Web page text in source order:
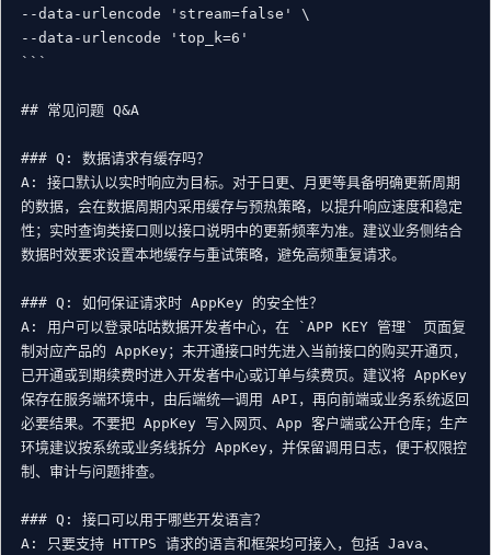
--data-urlencode 'stream=false' \
--data-urlencode 'top_k=6'
```
## 常见问题 Q&A
### Q: 数据请求有缓存吗？
A: 接口默认以实时响应为目标。对于日更、月更等具备明确更新周期
的数据，会在数据周期内采用缓存与预热策略，以提升响应速度和稳定
性；实时查询类接口则以接口说明中的更新频率为准。建议业务侧结合
数据时效要求设置本地缓存与重试策略，避免高频重复请求。
### Q: 如何保证请求时 AppKey 的安全性？
A: 用户可以登录咕咕数据开发者中心，在 `APP KEY 管理` 页面复
制对应产品的 AppKey；未开通接口时先进入当前接口的购买开通页，
已开通或到期续费时进入开发者中心或订单与续费页。建议将 AppKey
保存在服务端环境中，由后端统一调用 API，再向前端或业务系统返回
必要结果。不要把 AppKey 写入网页、App 客户端或公开仓库；生产
环境建议按系统或业务线拆分 AppKey，并保留调用日志，便于权限控
制、审计与问题排查。
### Q: 接口可以用于哪些开发语言？
A: 只要支持 HTTPS 请求的语言和框架均可接入，包括 Java、